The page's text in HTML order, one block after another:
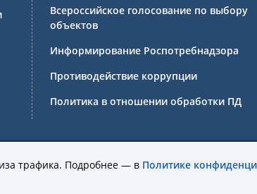
Всероссийское голосование по выбору
объектов
Информирование Роспотребнадзора
Противодействие коррупции
Политика в отношении обработки ПД
образовательное учреждение
трафика. Подробнее — в Политике